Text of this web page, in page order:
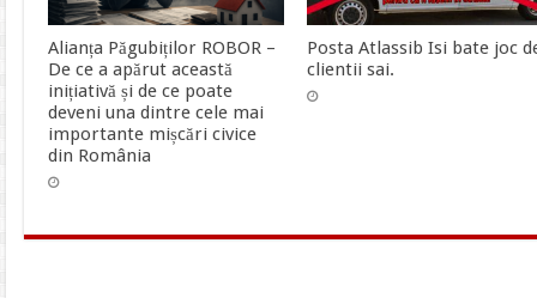
Alianța Păgubiților ROBOR –
De ce a apărut această
inițiativă și de ce poate
deveni una dintre cele mai
importante mișcări civice
din România
Posta Atlassib Isi bate joc
clientii sai.